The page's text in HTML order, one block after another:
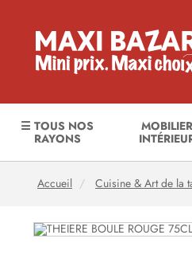
☰ TOUS NOS
RAYONS
MOBILIER
Accueil Cuisine & Art de la